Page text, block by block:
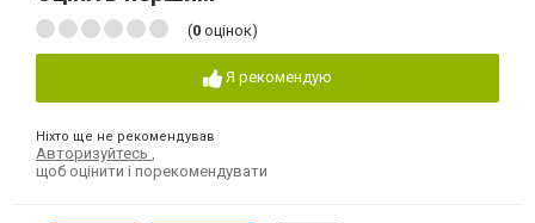
(0 оцінок)
Я рекомендую
Ніхто ще не рекомендував
Авторизуйтесь
щоб оцінити і порекомендувати